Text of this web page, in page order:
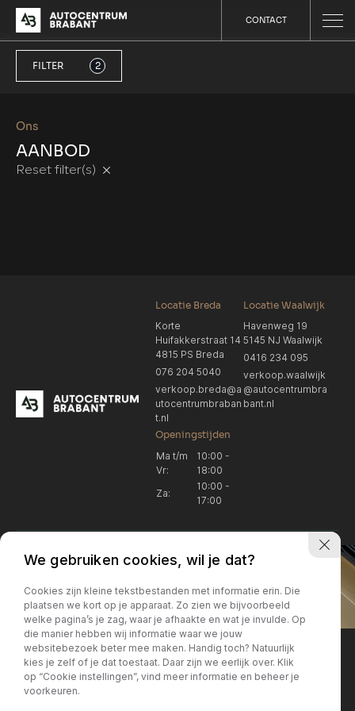
CONTACT
Ons
AANBOD
Reset filter(s)
FILTER 2
Locatie Breda
Korte
Huifakkerstraat 14
4815 PS Breda
076 204 5040
verkoop.breda@a
utocentrumbraban
t.nl
Locatie Waalwijk
Havenweg 19
5145 NJ Waalwijk
0416 234 095
verkoop.waalwijk
@autocentrumbra
bant.nl
Openingstijden
Ma t/m
Vr:
10:00 -
18:00
Za:
10:00 -
17:00
Locatie Breda
076 204 5040
Locatie Breda
verkoop.breda@autocentrum
brabant.nl
Locatie Breda
Korte Huifakkerstraat 14
4815 PS Breda
Locatie Breda
+31 076 204 5040
We gebruiken cookies, wil je dat?
Cookies zijn kleine tekstbestanden met informatie erin. Die
plaatsen we kort op je apparaat. Zo zien we bijvoorbeeld
welke pagina’s je zag, waar je afhaakte en wat je invulde. Op
die manier hebben wij informatie waar we jouw
websitebezoek beter mee maken. Handig toch? Natuurlijk
kies je zelf of je dat toestaat. Daar zijn we eerlijk over. Klik
op “Cookie instellingen”, vind meer informatie en beheer je
voorkeuren.